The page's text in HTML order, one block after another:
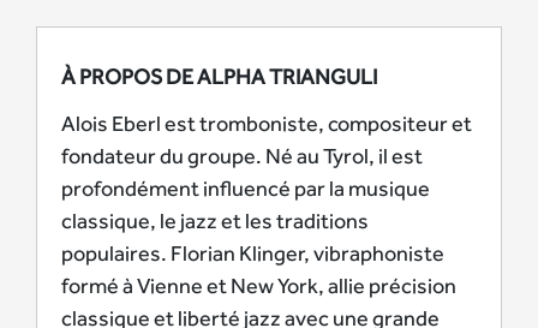
À PROPOS DE ALPHA TRIANGULI
Alois Eberl est tromboniste, compositeur et
fondateur du groupe. Né au Tyrol, il est
profondément influencé par la musique
classique, le jazz et les traditions
populaires. Florian Klinger, vibraphoniste
formé à Vienne et New York, allie précision
classique et liberté jazz avec une grande